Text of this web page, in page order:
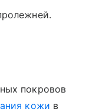
покровов
кожи в